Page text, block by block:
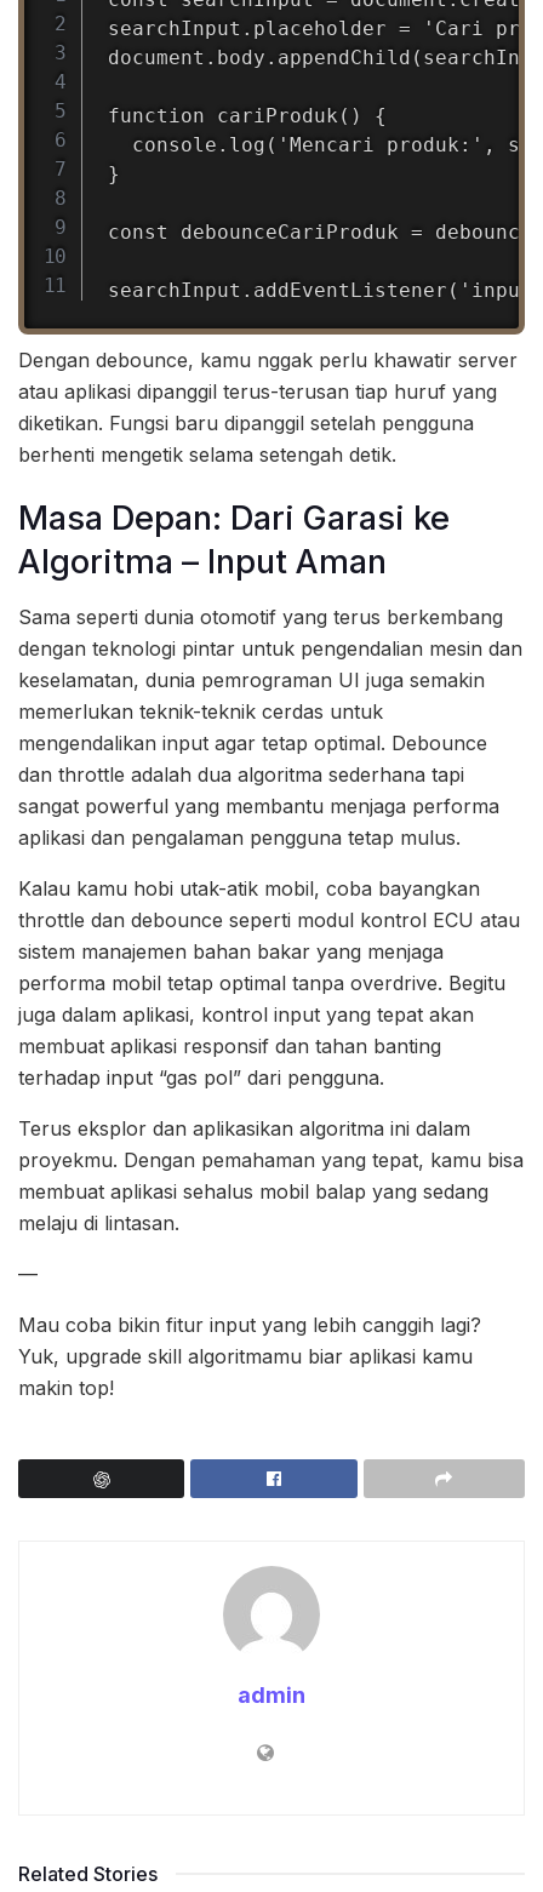
searchInput.placeholder = 'Cari
function cariProduk() {
console.log('Mencari produk:',
}
const debounceCariProduk =
Dengan debounce, kamu nggak perlu khawatir server
atau aplikasi dipanggil terus-terusan tiap huruf yang
diketikan. Fungsi baru dipanggil setelah pengguna
berhenti mengetik selama setengah detik.
Masa Depan: Dari Garasi ke
Algoritma – Input Aman
Sama seperti dunia otomotif yang terus berkembang
dengan teknologi pintar untuk pengendalian mesin dan
keselamatan, dunia pemrograman UI juga semakin
memerlukan teknik-teknik cerdas untuk
mengendalikan input agar tetap optimal. Debounce
dan throttle adalah dua algoritma sederhana tapi
sangat powerful yang membantu menjaga performa
aplikasi dan pengalaman pengguna tetap mulus.
Kalau kamu hobi utak-atik mobil, coba bayangkan
throttle dan debounce seperti modul kontrol ECU atau
sistem manajemen bahan bakar yang menjaga
performa mobil tetap optimal tanpa overdrive. Begitu
juga dalam aplikasi, kontrol input yang tepat akan
membuat aplikasi responsif dan tahan banting
terhadap input “gas pol” dari pengguna.
Terus eksplor dan aplikasikan algoritma ini dalam
proyekmu. Dengan pemahaman yang tepat, kamu bisa
membuat aplikasi sehalus mobil balap yang sedang
melaju di lintasan.
—
Mau coba bikin fitur input yang lebih canggih lagi?
Yuk, upgrade skill algoritmamu biar aplikasi kamu
makin top!
admin
Related Stories